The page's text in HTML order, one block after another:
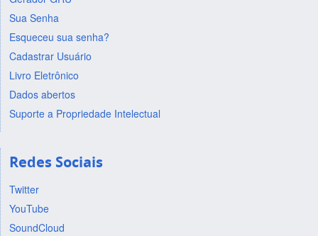
Sua Senha
Esqueceu sua senha?
Cadastrar Usuário
Livro Eletrônico
Dados abertos
Suporte a Propriedade Intelectual
Redes Sociais
Twitter
YouTube
SoundCloud